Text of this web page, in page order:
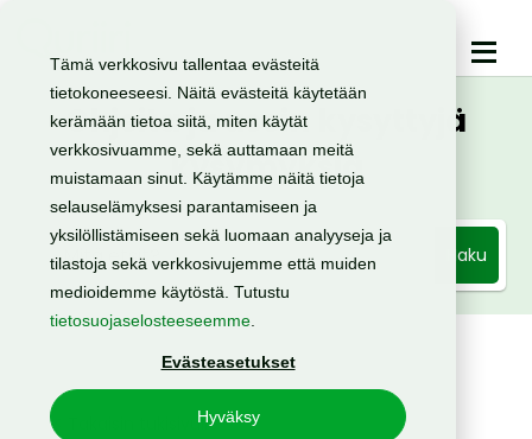
Tämä verkkosivu tallentaa evästeitä
tietokoneeseesi. Näitä evästeitä käytetään
kerämään tietoa siitä, miten käytät
verkkosivuamme, sekä auttamaan meitä
muistamaan sinut. Käytämme näitä tietoja
selauselämyksesi parantamiseen ja
yksilöllistämiseen sekä luomaan analyyseja ja
tilastoja sekä verkkosivujemme että muiden
medioidemme käytöstä. Tutustu
tietosuojaselosteeseemme
Evästeasetukset
Hyväksy
Ohjeita ja usein kysyttyjä
kysymyksiä
Haku
< Takaisin tukisivulle